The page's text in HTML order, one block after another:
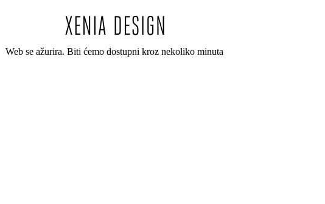
Web se ažurira. Biti ćemo dostupni kroz nekoliko minuta